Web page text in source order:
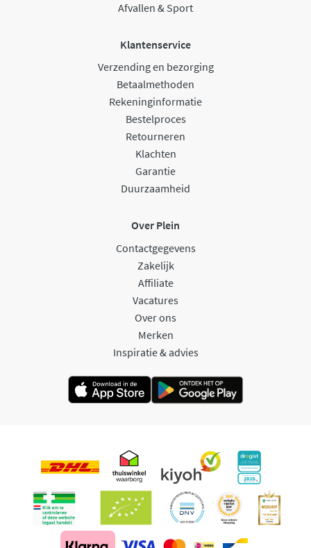
Afvallen & Sport
Klantenservice
Verzending en bezorging
Betaalmethoden
Rekeninginformatie
Bestelproces
Retourneren
Klachten
Garantie
Duurzaamheid
Over Plein
Contactgegevens
Zakelijk
Affiliate
Vacatures
Over ons
Merken
Inspiratie & advies